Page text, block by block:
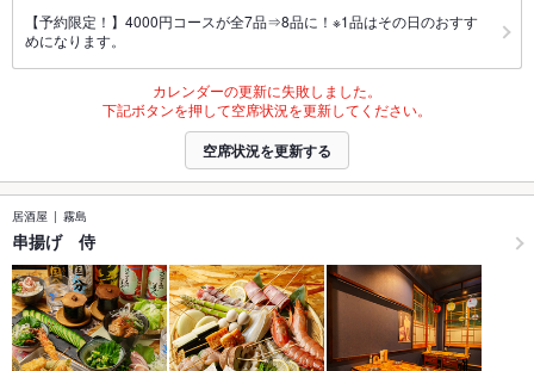
【予約限定！】4000円コースが全7品⇒8品に！※1品はその日のおすす
めになります。
カレンダーの更新に失敗しました。
下記ボタンを押して空席状況を更新してください。
空席状況を更新する
居酒屋 霧島
串揚げ 侍